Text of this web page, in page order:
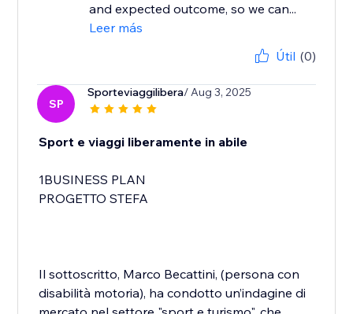
and expected outcome, so we can...
Leer más
Útil (0)
SP
Sporteviaggilibera/ Aug 3, 2025
Sport e viaggi liberamente in abile
1BUSINESS PLAN
PROGETTO STEFA
Il sottoscritto, Marco Becattini, (persona con
disabilità motoria), ha condotto un’indagine di